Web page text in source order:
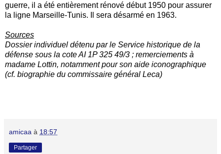
guerre, il a été entièrement rénové début 1950 pour assurer
la ligne Marseille-Tunis. Il sera désarmé en 1963.
Sources
Dossier individuel détenu par le Service historique de la
défense sous la cote AI 1P 325 49/3 ; remerciements à
madame Lottin, notamment pour son aide iconographique
(cf. biographie du commissaire général Leca)
amicaa à 18:57
Partager